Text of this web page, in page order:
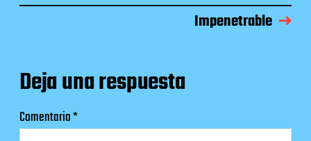
Impenetrable
Deja una respuesta
Comentario*